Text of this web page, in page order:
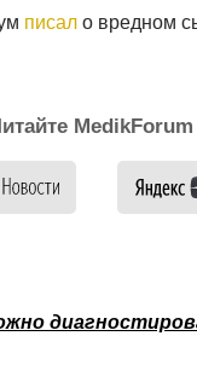
писал о вредном